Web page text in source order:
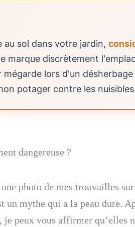
au sol dans votre jardin,
marque discrètement
lors d'un
potager contre les
dangereuse ?
photo de mes trouvailles
un mythe qui a la peau dure.
peux vous affirmer qu’elles